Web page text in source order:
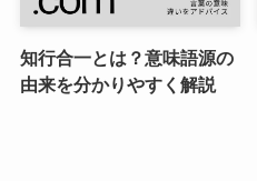
知行合一とは？意味語源の
由来を分かりやすく解説